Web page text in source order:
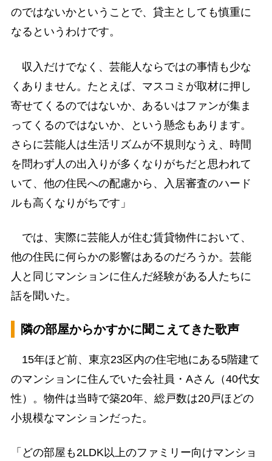
のではないかということで、貸主としても慎重に
なるというわけです。
収入だけでなく、芸能人ならではの事情も少な
くありません。たとえば、マスコミが取材に押し
寄せてくるのではないか、あるいはファンが集ま
ってくるのではないか、という懸念もあります。
さらに芸能人は生活リズムが不規則なうえ、時間
を問わず人の出入りが多くなりがちだと思われて
いて、他の住民への配慮から、入居審査のハード
ルも高くなりがちです」
では、実際に芸能人が住む賃貸物件において、
他の住民に何らかの影響はあるのだろうか。芸能
人と同じマンションに住んだ経験がある人たちに
話を聞いた。
隣の部屋からかすかに聞こえてきた歌声
15年ほど前、東京23区内の住宅地にある5階建て
のマンションに住んでいた会社員・Aさん（40代女
性）。物件は当時で築20年、総戸数は20戸ほどの
小規模なマンションだった。
「どの部屋も2LDK以上のファミリー向けマンショ